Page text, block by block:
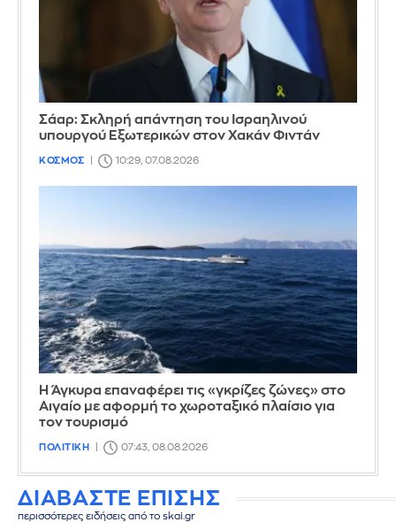
Σάαρ: Σκληρή απάντηση του Ισραηλινού
υπουργού Εξωτερικών στον Χακάν Φιντάν
ΚΟΣΜΟΣ 10:29, 07.08.2026
Η Άγκυρα επαναφέρει τις «γκρίζες ζώνες» στο
Αιγαίο με αφορμή το χωροταξικό πλαίσιο για
τον τουρισμό
ΠΟΛΙΤΙΚΗ 07:43, 08.08.2026
ΔΙΑΒΑΣΤΕ ΕΠΙΣΗΣ
περισσότερες ειδήσεις από το skai.gr